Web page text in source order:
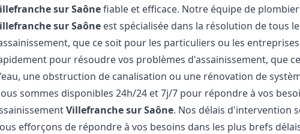
sur Saônefiable et efficace. Notre équipe de
sur Saône est spécialisée dans la résolution de tous
que ce soit pour les particuliers ou les
pour résoudre vos problèmes d'assainissement, que
une obstruction de canalisation ou une rénovation de
sommes disponibles 24h/24 et 7j/7 pour répondre à vos
Villefranche sur Saône. Nos délais d'intervention
efforçons de répondre à vos besoins dans les plus brefs